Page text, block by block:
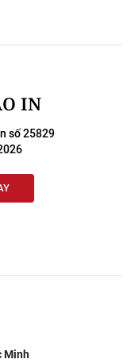
IN
số 25829
Minh